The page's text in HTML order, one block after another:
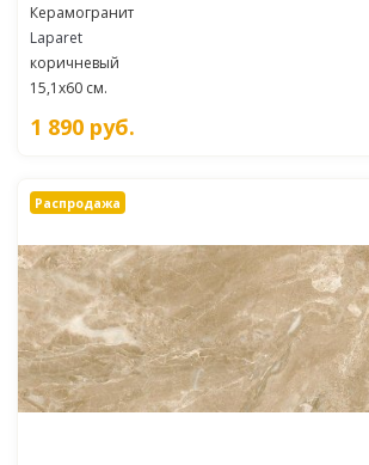
Керамогранит
Laparet
коричневый
15,1x60 см.
1 890 руб.
Распродажа